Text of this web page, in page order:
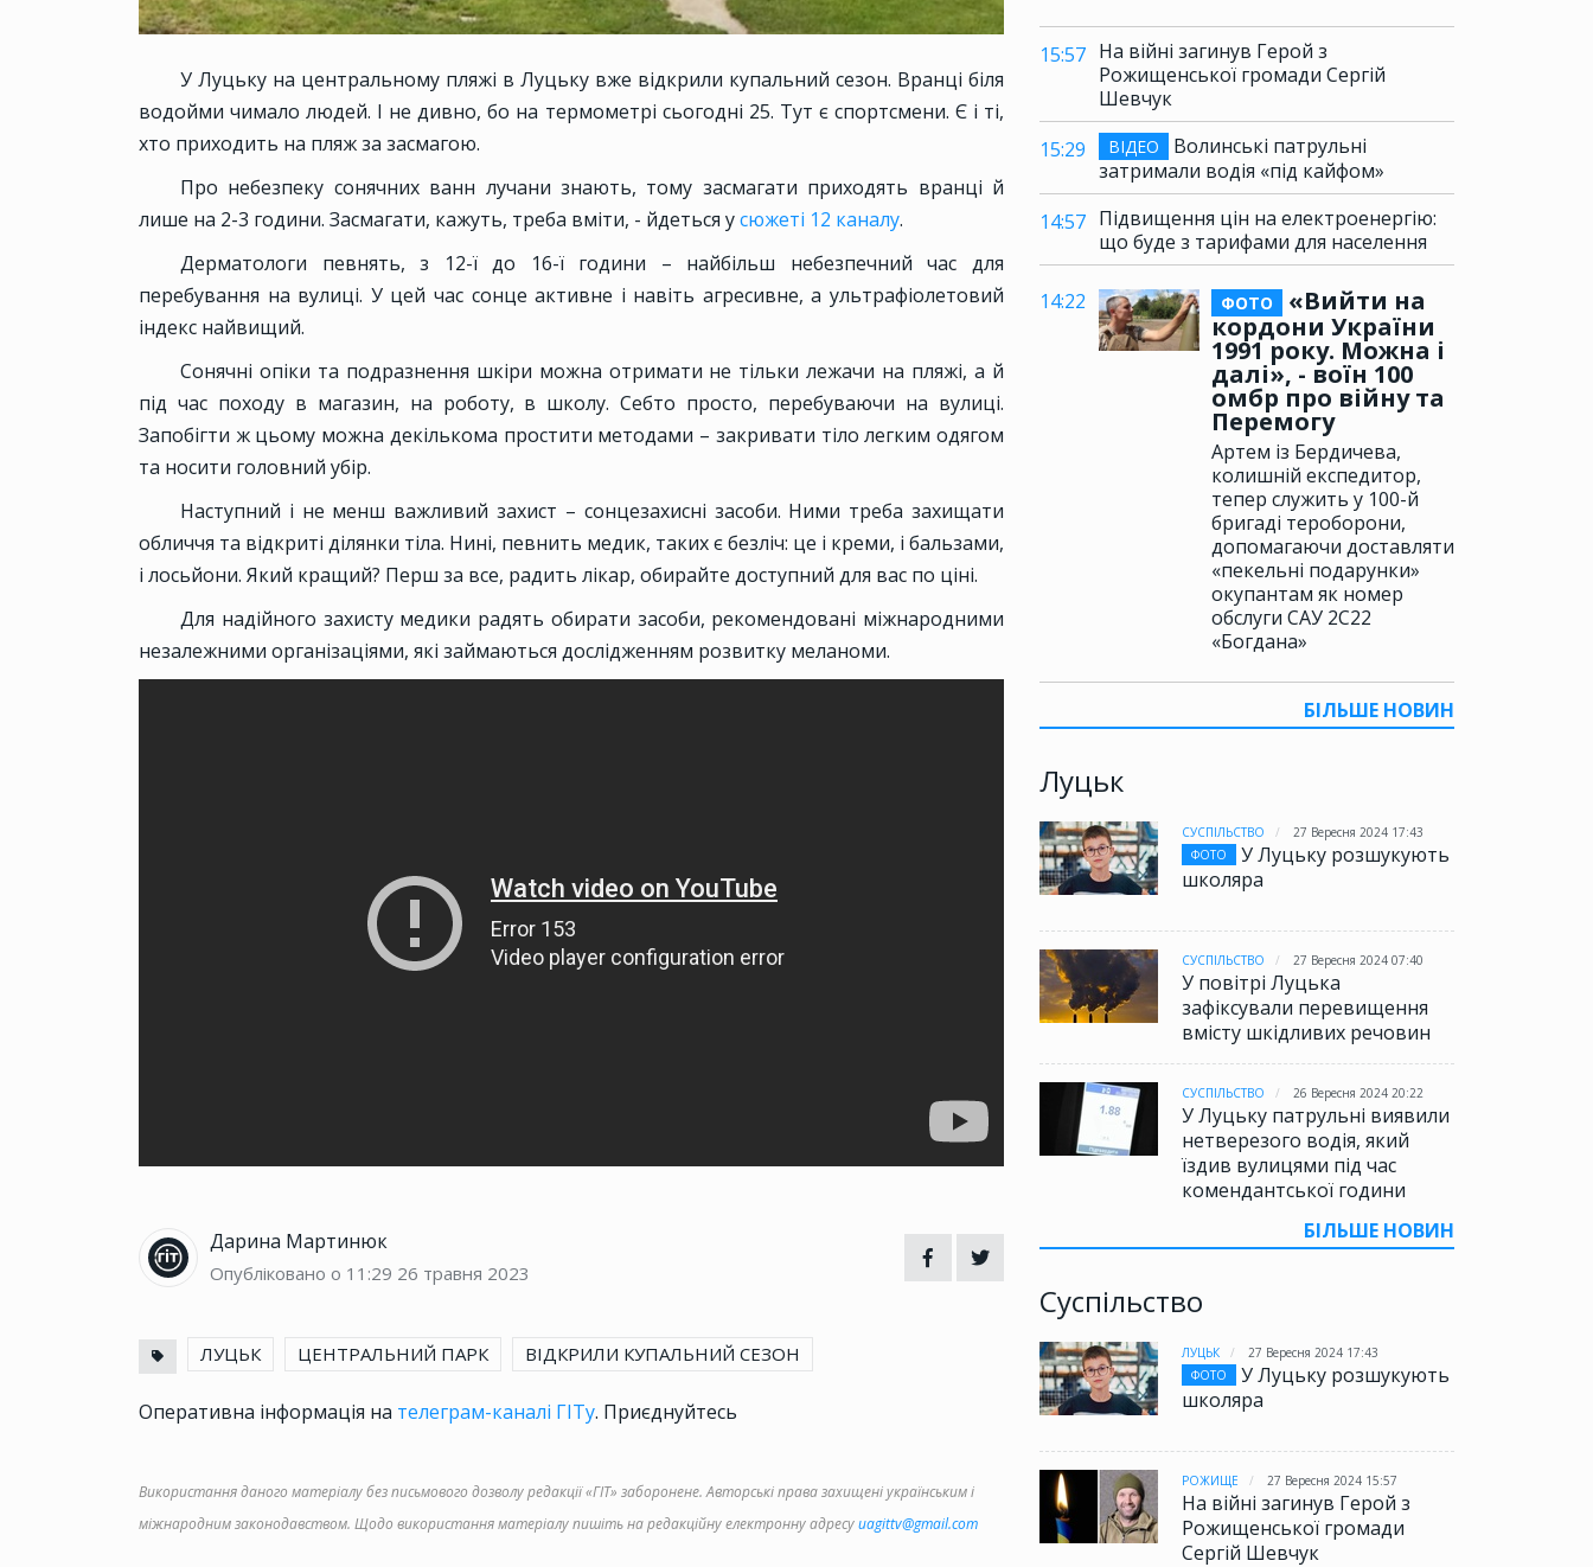
15:57 На війні загинув Герой з
Рожищенської громади Сергій
Шевчук
15:29
ВІДЕО
Волинські патрульні
затримали водія «під кайфом»
14:57 Підвищення цін на електроенергію:
що буде з тарифами для населення
14:22 ФОТО
«Вийти на
кордони України
1991 року. Можна і
далі», - воїн 100
омбр про війну та
Перемогу
Артем із Бердичева,
колишній експедитор,
тепер служить у 100-й
бригаді тероборони,
допомагаючи доставляти
«пекельні подарунки»
окупантам як номер
обслуги САУ 2С22
«Богдана»
БІЛЬШЕ НОВИН
Луцьк
СУСПІЛЬСТВО
27 Вересня 2024 17:43
ФОТО
У Луцьку розшукують
школяра
СУСПІЛЬСТВО 27 Вересня 2024 07:40
У повітрі Луцька
зафіксували перевищення
вмісту шкідливих речовин
СУСПІЛЬСТВО 26 Вересня 2024 20:22
У Луцьку патрульні виявили
нетверезого водія, який
їздив вулицями під час
комендантської години
БІЛЬШЕ НОВИН
Суспільство
ЛУЦЬК
27 Вересня 2024 17:43
ФОТО
У Луцьку розшукують
школяра
РОЖИЩЕ 27 Вересня 2024 15:57
На війні загинув Герой з
Рожищенської громади
Сергій Шевчук
У Луцьку на центральному пляжі в Луцьку вже відкрили купальний сезон. Вранці біля
водойми чимало людей. І не дивно, бо на термометрі сьогодні 25. Тут є спортсмени. Є і ті,
хто приходить на пляж за засмагою.
Про небезпеку сонячних ванн лучани знають, тому засмагати приходять вранці й
лише на 2-3 години. Засмагати, кажуть, треба вміти, - йдеться усюжеті 12 каналу.
Дерматологи певнять, з 12-ї до 16-ї години – найбільш небезпечний час для
перебування на вулиці. У цей час сонце активне і навіть агресивне, а ультрафіолетовий
індекс найвищий.
Сонячні опіки та подразнення шкіри можна отримати не тільки лежачи на пляжі, а й
під час походу в магазин, на роботу, в школу. Себто просто, перебуваючи на вулиці.
Запобігти ж цьому можна декількома простити методами – закривати тіло легким одягом
та носити головний убір.
Наступний і не менш важливий захист – сонцезахисні засоби. Ними треба захищати
обличчя та відкриті ділянки тіла. Нині, певнить медик, таких є безліч: це і креми, і бальзами,
і лосьйони. Який кращий? Перш за все, радить лікар, обирайте доступний для вас по ціні.
Для надійного захисту медики радять обирати засоби, рекомендовані міжнародними
незалежними організаціями, які займаються дослідженням розвитку меланоми.
Дарина Мартинюк
Опубліковано о 11:29 26 травня 2023
ЛУЦЬК ЦЕНТРАЛЬНИЙ ПАРК ВІДКРИЛИ КУПАЛЬНИЙ СЕЗОН
Оперативна інформація на телеграм-каналі ГІТу. Приєднуйтесь
Використання даного матеріалу без письмового дозволу редакції «ГІТ» заборонене. Авторські права захищені українським і
міжнародним законодавством. Щодо використання матеріалу пишіть на редакційну електронну адресуuagittv@gmail.com